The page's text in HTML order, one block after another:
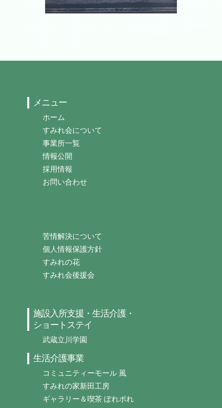
メニュー
ホーム
すみれ会について
事業所一覧
情報公開
採用情報
お問い合わせ
苦情解決について
個人情報保護方針
すみれの花
すみれ会後援会
施設入所支援・生活介護・
ショートステイ
武蔵立川学園
生活介護事業
コミュニティーモール 風
すみれの家新田工房
ギャラリー＆喫茶 ぽれポれ